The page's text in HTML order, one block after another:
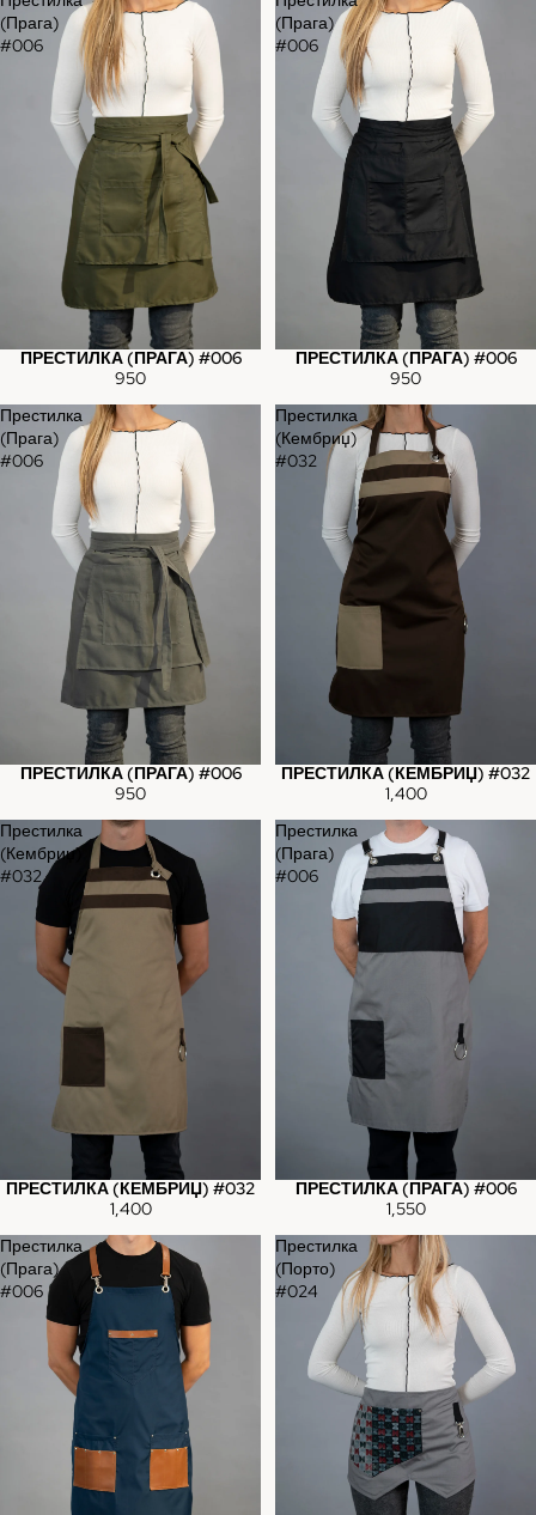
(Прага)
#006
ПРЕСТИЛКА (ПРАГА) #006
950
(Прага)
#006
ПРЕСТИЛКА (ПРАГА) #006
950
Престилка
(Прага)
#006
ПРЕСТИЛКА (ПРАГА) #006
950
Престилка
(Кембриџ)
#032
ПРЕСТИЛКА (КЕМБРИЏ) #032
1,400
Престилка
(Кембриџ)
#032
ПРЕСТИЛКА (КЕМБРИЏ) #032
1,400
Престилка
(Прага)
#006
ПРЕСТИЛКА (ПРАГА) #006
1,550
Престилка
(Прага)
#006
Престилка
(Порто)
#024